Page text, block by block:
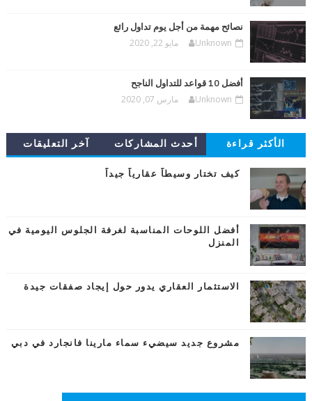
نصائح مهمة من أجل يوم تداول رائع
Unknown مايو 22, 2020
أفضل 10 قواعد للتداول الناجح
Unknown مارس 07, 2020
الأكثر قراءة أحدث المشاركات آخر التعليقات
كيف تختار وسيطاً عقارياً جيداً
أفضل اللوحات المناسبة لغرفة الجلوس اليومية في
المنزل
الاستثمار العقاري يدور حول إيجاد صفقات جيدة
مشروع جديد سيضيء سماء مارينا فانجارد في دبي